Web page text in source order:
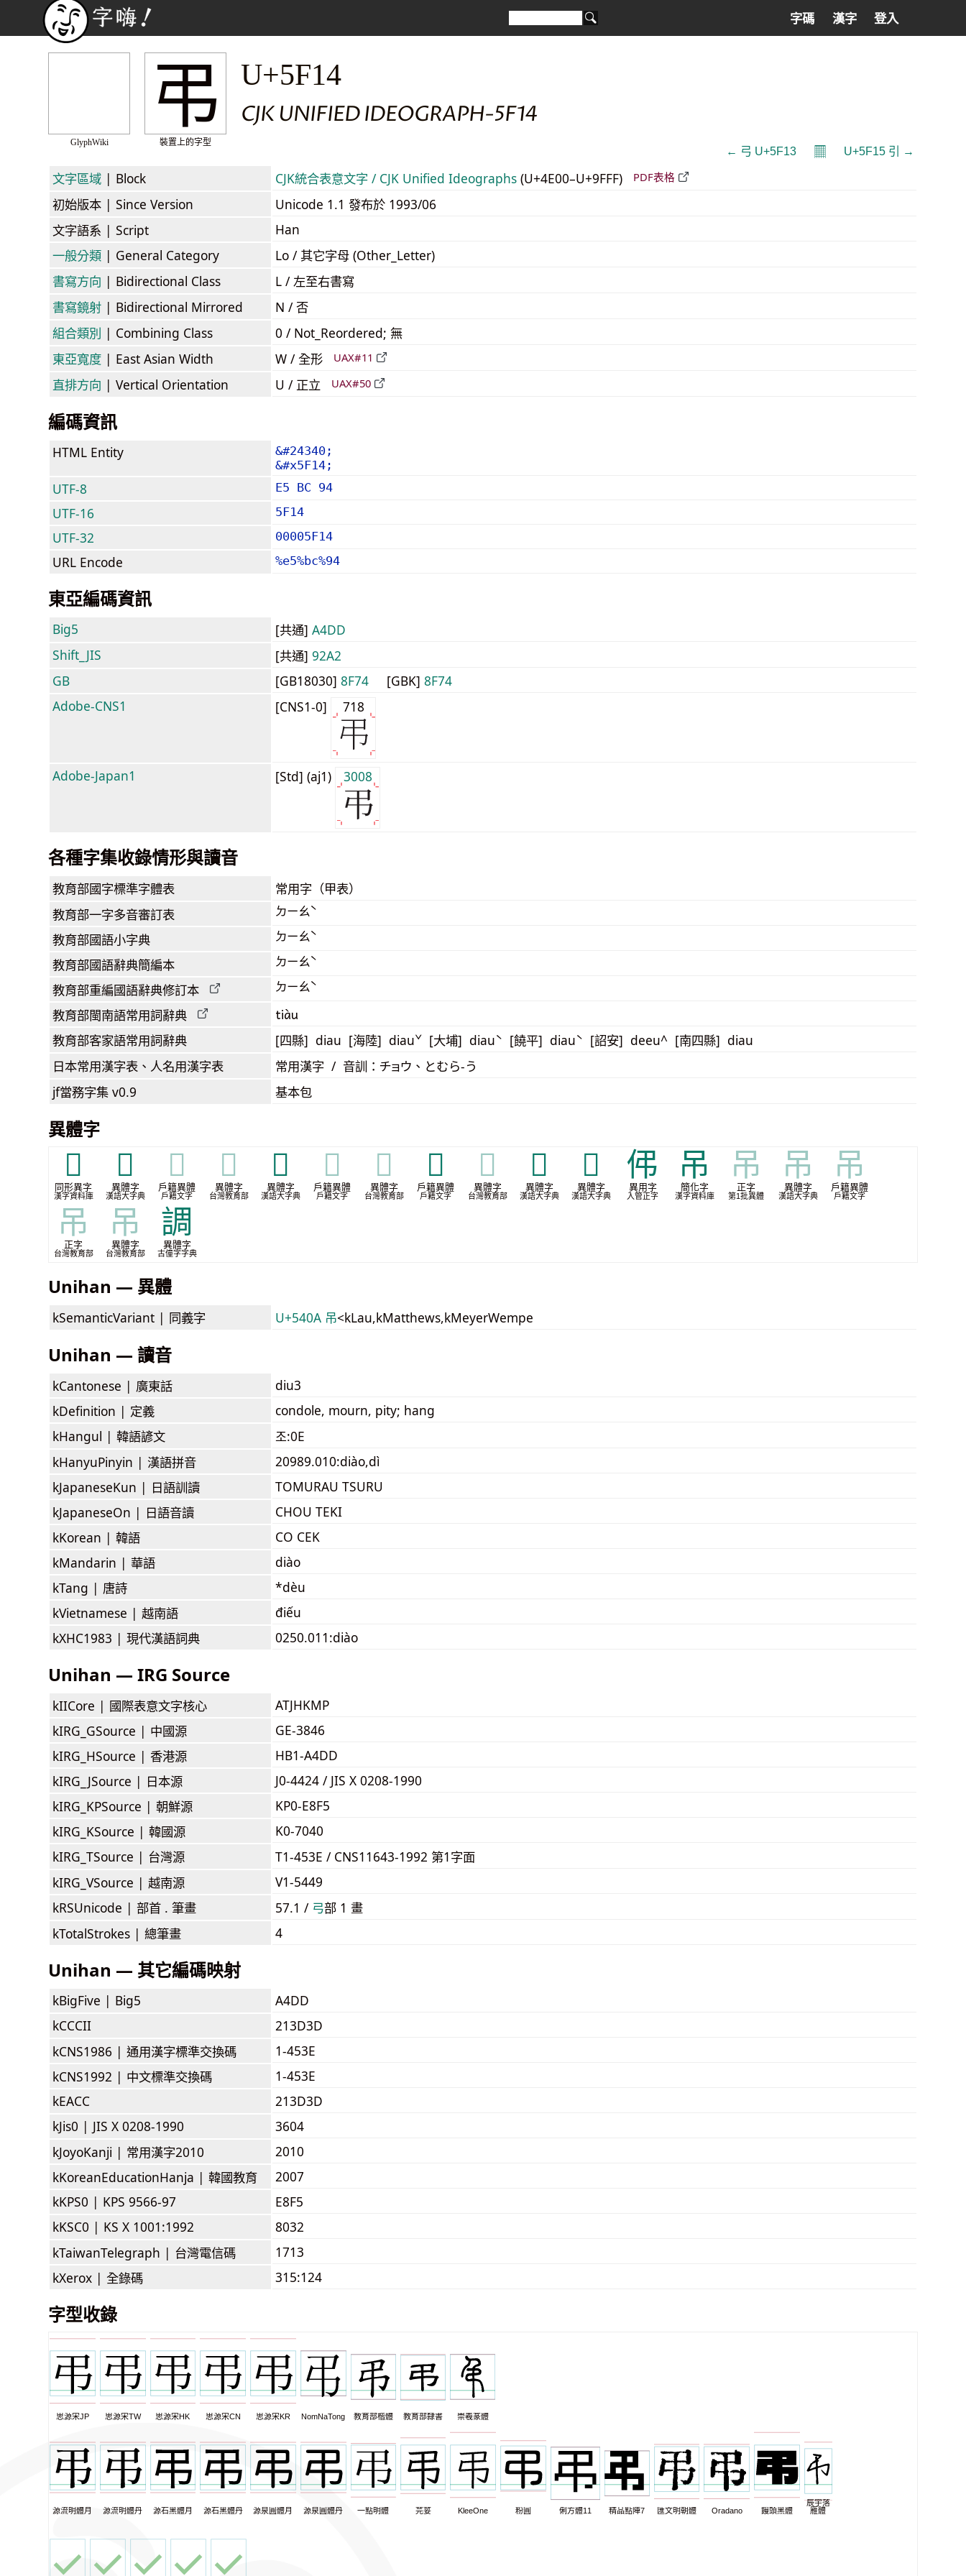
字碼 漢字 登入
GlyphWiki
弔
裝置上的字型
U+5F14
CJK UNIFIED IDEOGRAPH-5F14
← 弓 U+5F13 𝄜 U+5F15 引 →
文字區域 | Block CJK統合表意文字 / CJK Unified Ideographs (U+4E00–U+9FFF) PDF表格
初始版本 | Since Version
Unicode 1.1 發布於 1993/06
文字語系 | Script
Han
一般分類 | General Category
Lo / 其它字母 (Other_Letter)
書寫方向 | Bidirectional Class
L / 左至右書寫
書寫鏡射 | Bidirectional Mirrored
N / 否
組合類別 | Combining Class
0 / Not_Reordered; 無
東亞寬度 | East Asian Width W / 全形 UAX#11
直排方向 | Vertical Orientation U / 正立 UAX#50
編碼資訊
HTML Entity
&#24340;
&#x5F14;
UTF-8 E5 BC 94
UTF-16 5F14
UTF-32 00005F14
URL Encode %e5%bc%94
東亞編碼資訊
Big5 [共通] A4DD
Shift_JIS
[共通] 92A2
GB
[GB18030] 8F74 [GBK] 8F74
Adobe-CNS1
[CNS1-0] 718
Adobe-Japan1 [Std] (aj1) 3008
各種字集收錄情形與讀音
教育部國字標準字體表 常用字（甲表）
教育部一字多音審訂表 ㄉㄧㄠˋ
教育部國語小字典 ㄉㄧㄠˋ
教育部國語辭典簡編本 ㄉㄧㄠˋ
教育部重編國語辭典修訂本 ㄉㄧㄠˋ
教育部閩南語常用詞辭典 tiàu
教育部客家語常用詞辭典 [四縣] diau [海陸] diauˇ [大埔] diauˋ [饒平] diauˋ [詔安] deeu^ [南四縣] diau
日本常用漢字表 、人名用漢字表 常用漢字 / 音訓：チョウ、とむら-う
jf當務字集 v0.9 基本包
異體字
𢎟
同形異字
漢字資料庫
𢎣
異體字
漢語大字典
𢎣
戶籍異體
戶籍文字
𢎣
異體字
台灣教育部
𢎨
異體字
漢語大字典
𢎨
戶籍異體
戶籍文字
𢎨
異體字
台灣教育部
𢎱
戶籍異體
戶籍文字
𢎱
異體字
台灣教育部
𨑩
異體字
漢語大字典
𨒝
異體字
漢語大字典
伄
異用字
入管正字
吊
簡化字
漢字資料庫
吊
正字
第1批異體
吊
異體字
漢語大字典
吊
戶籍異體
戶籍文字
吊
正字
台灣教育部
吊
異體字
台灣教育部
調
異體字
古僮字字典
Unihan — 異體
kSemanticVariant | 同義字 U+540A 吊<kLau,kMatthews,kMeyerWempe
Unihan — 讀音
kCantonese | 廣東話
diu3
kDefinition | 定義
condole, mourn, pity; hang
kHangul | 韓語諺文
조:0E
kHanyuPinyin | 漢語拼音
20989.010:diào,dì
kJapaneseKun | 日語訓讀
TOMURAU TSURU
kJapaneseOn | 日語音讀
CHOU TEKI
kKorean | 韓語
CO CEK
kMandarin | 華語
diào
kTang | 唐詩
*dèu
kVietnamese | 越南語
điếu
kXHC1983 | 現代漢語詞典 0250.011:diào
Unihan — IRG Source
kIICore | 國際表意文字核心
ATJHKMP
kIRG_GSource | 中國源
GE-3846
kIRG_HSource | 香港源
HB1-A4DD
kIRG_JSource | 日本源
J0-4424 / JIS X 0208-1990
kIRG_KPSource | 朝鮮源
KP0-E8F5
kIRG_KSource | 韓國源
K0-7040
kIRG_TSource | 台灣源
T1-453E / CNS11643-1992 第1字面
kIRG_VSource | 越南源
V1-5449
kRSUnicode | 部首 . 筆畫 57.1 / ⼸部 1 畫
kTotalStrokes | 總筆畫 4
Unihan — 其它編碼映射
kBigFive | Big5
A4DD
kCCCII
213D3D
kCNS1986 | 通用漢字標準交換碼
1-453E
kCNS1992 | 中文標準交換碼
1-453E
kEACC
213D3D
kJis0 | JIS X 0208-1990
3604
kJoyoKanji | 常用漢字2010
2010
kKoreanEducationHanja | 韓國教育
2007
kKPS0 | KPS 9566-97
E8F5
kKSC0 | KS X 1001:1992
8032
kTaiwanTelegraph | 台灣電信碼
1713
kXerox | 全錄碼 315:124
字型收錄
思源宋JP 思源宋TW 思源宋HK 思源宋CN 思源宋KR NomNaTong 教育部楷體 教育部隸書 崇羲篆體
源流明體月 源流明體丹 源石黑體月 源石黑體丹 源泉圓體月 源泉圓體丹 一點明體 芫荽 KleeOne 粉圓 俐方體11 精品點陣7 匯文明朝體 Oradano 饅頭黑體
辰宇落
雁體